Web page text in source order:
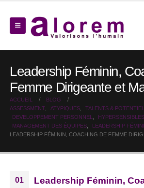
Leadership Féminin,
Femme Dirigeante et
ACCUEIL
BLOG
ASSESSMENT
ATYPIQUES TALENTS &
DEVELOPPEMENT PERSONNEL
HYPERSENSIBLES
MANAGEMENT DES ÉQUIPES
LEADERSHIP
LEADERSHIP FÉMININ, COACHING DE FEMME
01
Leadership Féminin,